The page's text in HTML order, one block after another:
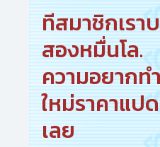
ทีสมาชิกเรา
สองหมื่นโล.
ความอยากท
ใหม่ราคาแป
เลย